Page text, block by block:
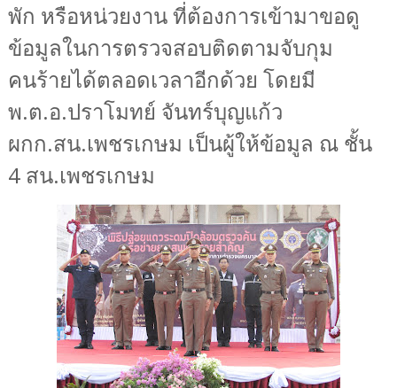
พัก หรือหน่วยงาน ที่ต้องการเข้ามาขอดู
ข้อมูลในการตรวจสอบติดตามจับกุม
คนร้ายได้ตลอดเวลาอีกด้วย โดยมี
พ.ต.อ.ปราโมทย์ จันทร์บุญแก้ว
ผกก.สน.เพชรเกษม เป็นผู้ให้ข้อมูล ณ ชั้น
4 สน.เพชรเกษม